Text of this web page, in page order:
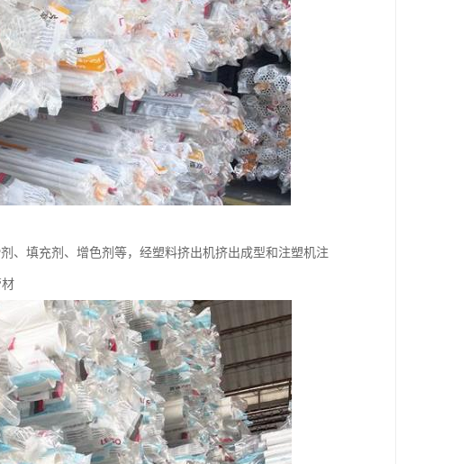
、填充剂、增色剂等，经塑料挤出机挤出成型和注塑机注